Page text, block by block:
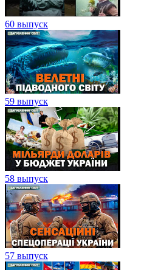
60 выпуск
59 выпуск
58 выпуск
57 выпуск